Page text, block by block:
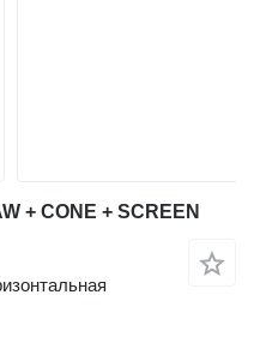
+ CONE + SCREEN